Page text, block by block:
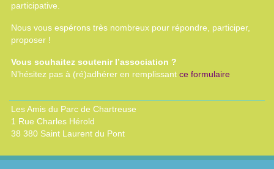
participative.
Nous vous espérons très nombreux pour répondre, participer,
proposer !
Vous souhaitez soutenir l’association ?
N’hésitez pas à (ré)adhérer en remplissant ce formulaire
Les Amis du Parc de Chartreuse
1 Rue Charles Hérold
38 380 Saint Laurent du Pont